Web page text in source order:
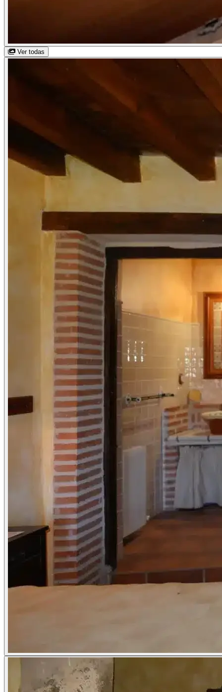
Ver todas